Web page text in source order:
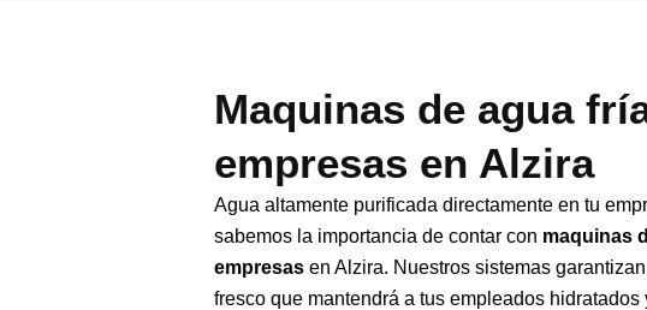
Maquinas de agua
empresas en Alzira
Agua altamente purificada directamente en tu
sabemos la importancia de contar con maquinas
empresas en Alzira. Nuestros sistemas
fresco que mantendrá a tus empleados hidratados